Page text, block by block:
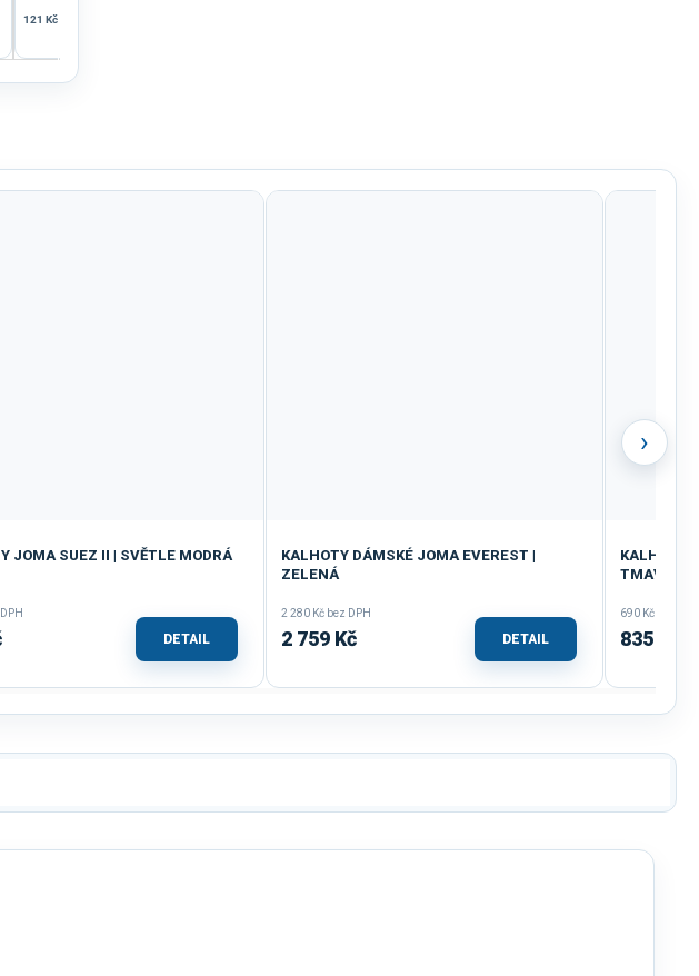
121 Kč
JOMA SUEZ II | SVĚTLE MODRÁ
DETAIL
KALHOTY DÁMSKÉ JOMA EVEREST |
ZELENÁ
2 280 Kč bez DPH
2 759 Kč DETAIL
KALHOTY
TMAVĚ
690 Kč bez
835 Kč
›